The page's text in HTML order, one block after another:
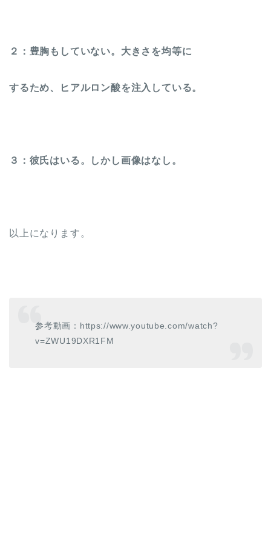
２：豊胸もしていない。大きさを均等に
するため、ヒアルロン酸を注入している。
３：彼氏はいる。しかし画像はなし。
以上になります。
参考動画：https://www.youtube.com/watch?
v=ZWU19DXR1FM